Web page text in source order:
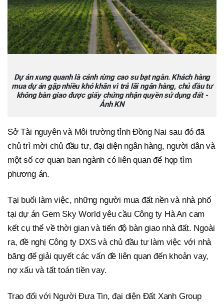
Dự án xung quanh là cánh rừng cao su bạt ngàn. Khách hàng
mua dự án gặp nhiều khó khăn vì trả lãi ngân hàng, chủ đầu tư
không bàn giao được giấy chứng nhận quyền sử dụng đất -
Ảnh KN
Sở Tài nguyên và Môi trường tỉnh Đồng Nai sau đó đã
chủ trì mời chủ đầu tư, đại diện ngân hàng, người dân và
một số cơ quan ban ngành có liên quan để họp tìm
phương án.
Tại buổi làm việc, những người mua đất nền và nhà phố
tại dự án Gem Sky World yêu cầu Công ty Hà An cam
kết cụ thể về thời gian và tiến độ bàn giao nhà đất. Ngoài
ra, đề nghị Công ty DXS và chủ đầu tư làm việc với nhà
băng để giải quyết các vấn đề liên quan đến khoản vay,
nợ xấu và tất toán tiền vay.
Trao đổi với Người Đưa Tin, đại diện Đất Xanh Group